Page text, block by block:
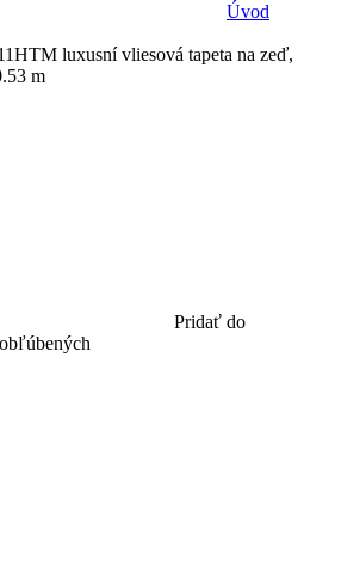
Úvod
luxusní vliesová tapeta na zeď,
m
Pridať do